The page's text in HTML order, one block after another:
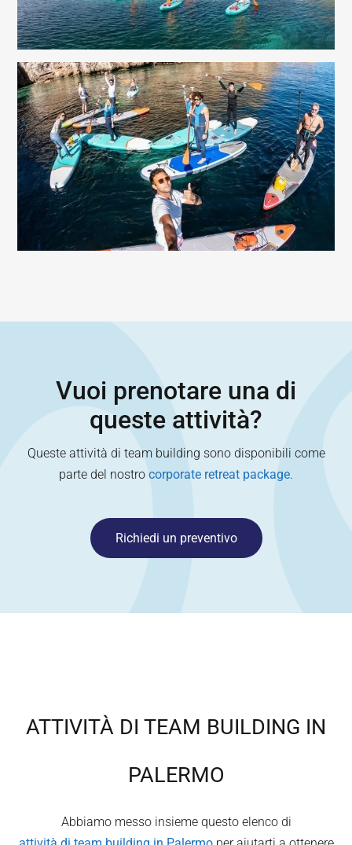
Vuoi prenotare una di
queste attività?
Queste attività di team building sono disponibili come
parte del nostro corporate retreat package.
Richiedi un preventivo
ATTIVITÀ DI TEAM BUILDING IN
PALERMO
Abbiamo messo insieme questo elenco di